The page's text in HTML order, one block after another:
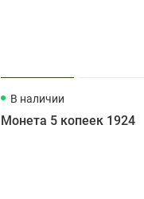
В наличии
Монета 5 копеек 1924